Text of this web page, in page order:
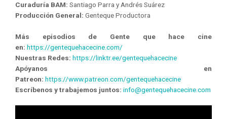
Curaduría BAM: Santiago Parra y Andrés Suárez
Producción General: Genteque Productora
Más episodios de Gente que hace cine
en: https://gentequehacecine.com/
Nuestras Redes: https://linktr.ee/gentequehacecine
Apóyanos en
Patreon: https://www.patreon.com/gentequehacecine
Escríbenos y trabajemos juntos: info@gentequehacecine.com